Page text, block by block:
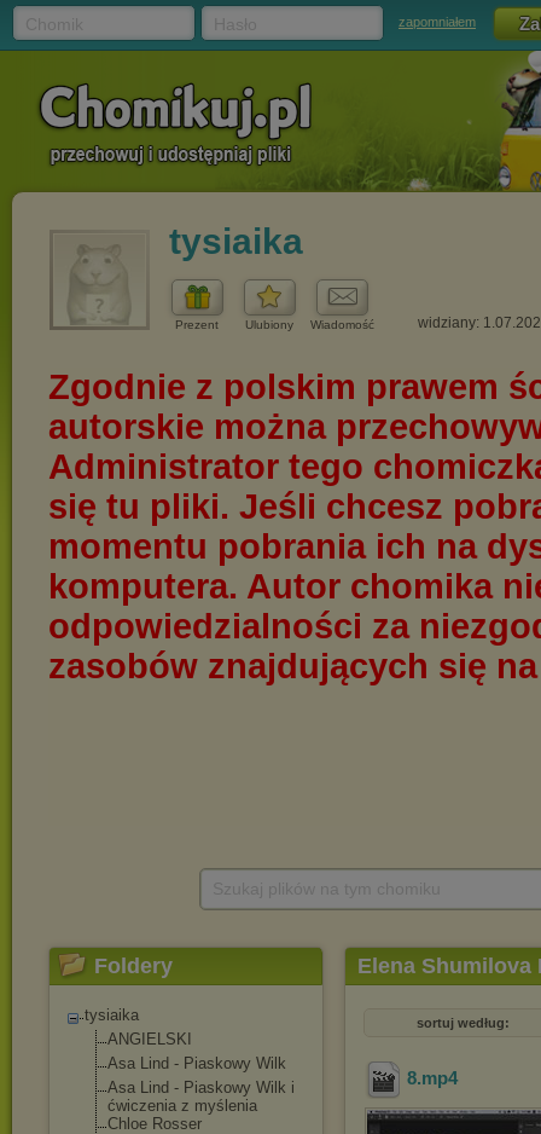
zapomniałem
tysiaika
Prezent Ulubiony Wiadomość widziany:
Foldery
tysiaika
ANGIELSKI
Asa Lind - Piaskowy Wilk
Asa Lind - Piaskowy Wilk i
ćwiczenia z myślenia
Chloe Rosser
Elena Shumilova
sortuj według:
8.mp4